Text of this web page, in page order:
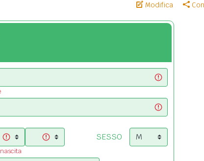
Modifica
SESSO